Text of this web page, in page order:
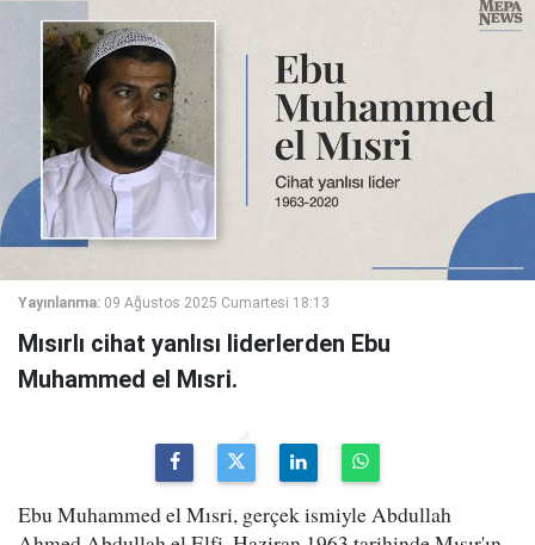
Yayınlanma: 09 Ağustos 2025 Cumartesi 18:13
Mısırlı cihat yanlısı liderlerden Ebu
Muhammed el Mısri.
Ebu Muhammed el Mısri, gerçek ismiyle Abdullah